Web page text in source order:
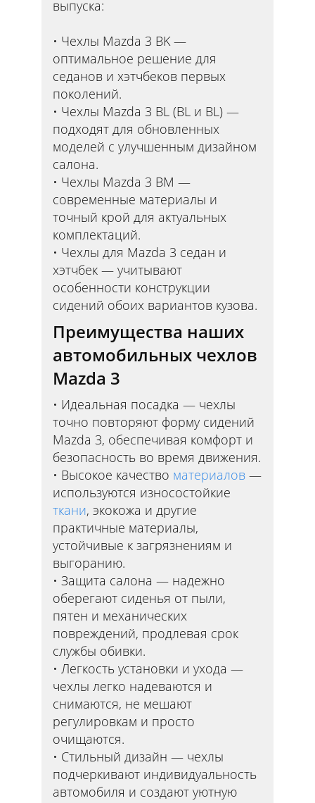
выпуска:
Чехлы Mazda 3 BK —
оптимальное решение для
седанов и хэтчбеков первых
поколений.
Чехлы Mazda 3 BL (BL и BL) —
подходят для обновленных
моделей с улучшенным дизайном
салона.
Чехлы Mazda 3 BM —
современные материалы и
точный крой для актуальных
комплектаций.
Чехлы для Mazda 3 седан и
хэтчбек — учитывают
особенности конструкции
сидений обоих вариантов кузова.
Преимущества наших
автомобильных чехлов
Mazda 3
Идеальная посадка — чехлы
точно повторяют форму сидений
Mazda 3, обеспечивая комфорт и
безопасность во время движения.
Высокое качество материалов —
используются износостойкие
ткани, экокожа и другие
практичные материалы,
устойчивые к загрязнениям и
выгоранию.
Защита салона — надежно
оберегают сиденья от пыли,
пятен и механических
повреждений, продлевая срок
службы обивки.
Легкость установки и ухода —
чехлы легко надеваются и
снимаются, не мешают
регулировкам и просто
очищаются.
Стильный дизайн — чехлы
подчеркивают индивидуальность
автомобиля и создают уютную